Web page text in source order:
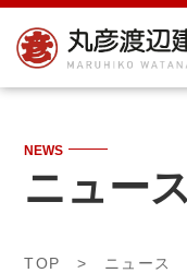
NEWS
ニュース
TOP > ニュース